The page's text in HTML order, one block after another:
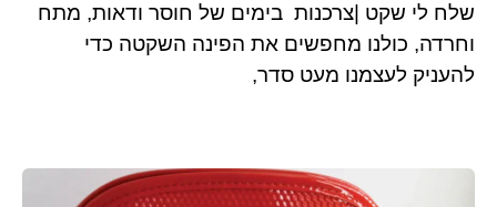
שלח לי שקט |צרכנות בימים של חוסר ודאות, מתח
וחרדה, כולנו מחפשים את הפינה השקטה כדי
להעניק לעצמנו מעט סדר,